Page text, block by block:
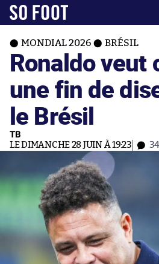
MONDIAL 2026 BRÉSIL
Ronaldo veut
une fin de
le Brésil
TB
LE DIMANCHE 28 JUIN À 19:23 34